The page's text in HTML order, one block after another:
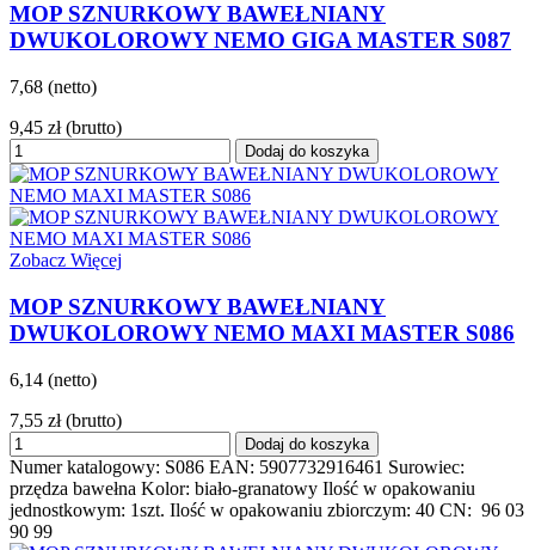
MOP SZNURKOWY BAWEŁNIANY
DWUKOLOROWY NEMO GIGA MASTER S087
7,68 (netto)
9,45 zł (brutto)
Dodaj do koszyka
Zobacz Więcej
MOP SZNURKOWY BAWEŁNIANY
DWUKOLOROWY NEMO MAXI MASTER S086
6,14 (netto)
7,55 zł (brutto)
Dodaj do koszyka
Numer katalogowy: S086 EAN: 5907732916461 Surowiec:
przędza bawełna Kolor: biało-granatowy Ilość w opakowaniu
jednostkowym: 1szt. Ilość w opakowaniu zbiorczym: 40 CN: 96 03
90 99